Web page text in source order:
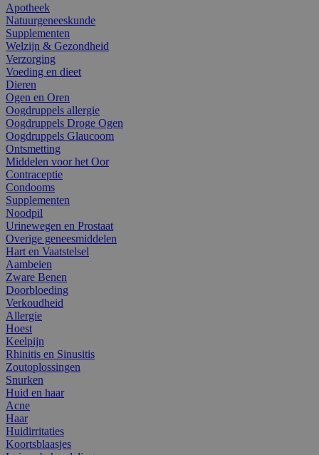
Apotheek
Natuurgeneeskunde
Supplementen
Welzijn & Gezondheid
Verzorging
Voeding en dieet
Dieren
Ogen en Oren
Oogdruppels allergie
Oogdruppels Droge Ogen
Oogdruppels Glaucoom
Ontsmetting
Middelen voor het Oor
Contraceptie
Condooms
Supplementen
Noodpil
Urinewegen en Prostaat
Overige geneesmiddelen
Hart en Vaatstelsel
Aambeien
Zware Benen
Doorbloeding
Verkoudheid
Allergie
Hoest
Keelpijn
Rhinitis en Sinusitis
Zoutoplossingen
Snurken
Huid en haar
Acne
Haar
Huidirritaties
Koortsblaasjes